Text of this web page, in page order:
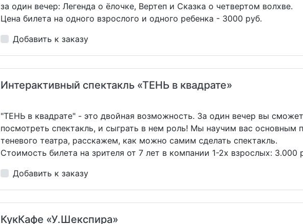
за один вечер: Легенда о ёлочке, Вертеп и Сказка о четвертом волхве.
Цена билета на одного взрослого и одного ребенка - 3000 руб.
Добавить к заказу
Интерактивный спектакль «ТЕНЬ в квадрате»
"ТЕНЬ в квадрате" - это двойная возможность. За один вечер вы
посмотреть спектакль, и сыграть в нем роль! Мы научим вас основным
теневого театра, расскажем, как можно самим сделать спектакль.
Стоимость билета на зрителя от 7 лет в компании 1-2х взрослых: 3.000
Добавить к заказу
КукКафе «У.Шекспира»